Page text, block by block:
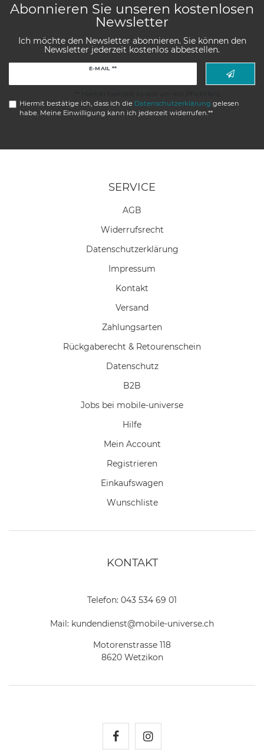
Abonnieren Sie unseren kostenlosen
Newsletter
Ich möchte den Newsletter abonnieren. Sie können den
Newsletter jederzeit kostenlos abbestellen.
E-MAIL **
Hiermit bestätige ich, dass ich die Daten­schutz­erklärung gelesen
habe. Meine Einwilligung kann ich jederzeit widerrufen.**
SERVICE
AGB
Widerrufs­recht
Daten­schutz­erklärung
Impressum
Kontakt
Versand
Zahlungsarten
Rückgaberecht & Retourenschein
Datenschutz
B2B
Jobs bei mobile-universe
Hilfe
Mein Account
Registrieren
Einkaufswagen
Wunschliste
KONTAKT
Telefon: 043 534 69 01
Mail: kundendienst@mobile-universe.ch
Motorenstrasse 118
8620 Wetzikon